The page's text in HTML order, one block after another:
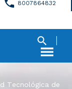
8007864832
Tecnológica de